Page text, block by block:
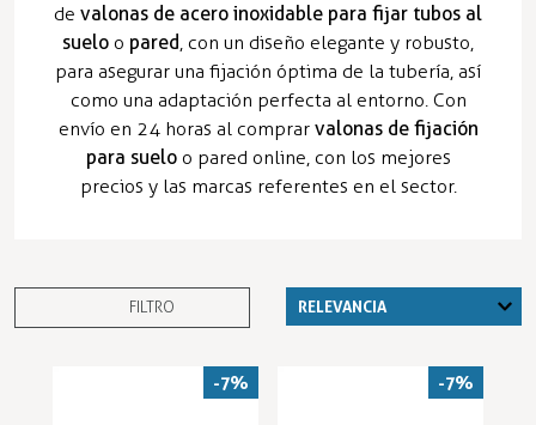
de valonas de acero inoxidable para fijar tubos al
suelo o pared, con un diseño elegante y robusto,
para asegurar una fijación óptima de la tubería, así
como una adaptación perfecta al entorno. Con
envío en 24 horas al comprar valonas de fijación
para sueloo pared online, con los mejores
precios y las marcas referentes en el sector.
FILTRO
-7% -7%